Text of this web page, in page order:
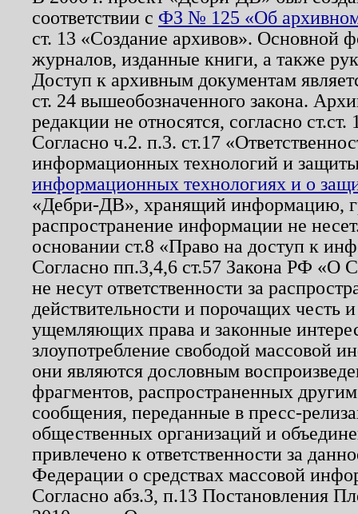
соответствии с ФЗ № 125 «Об
ст. 13 «Создание архивов». Основной
журналов, изданные книги, а также
Доступ к архивным документам
ст. 24 вышеобозначенного закона.
редакции не относятся, согласно
Согласно ч.2. п.3. ст.17
информационных технологий и
информационных технологиях и о
«Дебри-ДВ», хранящий информацию,
распространение информации не
основании ст.8 «Право на доступ к
Согласно пп.3,4,6 ст.57 Закона РФ «О
не несут ответственности за
действительности и порочащих честь
ущемляющих права и законные
злоупотребление свободой массовой
они являются дословным
фрагментов, распространенных
сообщения, переданные в пресс-
общественных организаций и
привлечено к ответственности за
Федерации о средствах массовой
Согласно абз.3, п.13 Постановления